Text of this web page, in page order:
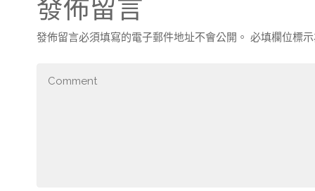
發佈留言
發佈留言必須填寫的電子郵件地址不會公開。 必填欄位標